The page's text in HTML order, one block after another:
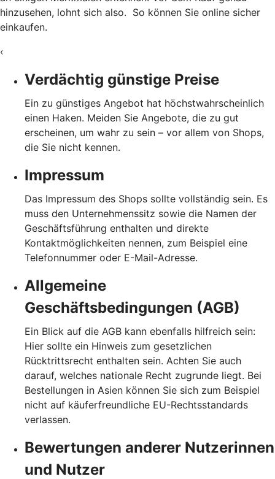
hinzusehen, lohnt sich also. So können Sie online sicher
einkaufen.
‹
Verdächtig günstige Preise
Ein zu günstiges Angebot hat höchstwahrscheinlich
einen Haken. Meiden Sie Angebote, die zu gut
erscheinen, um wahr zu sein – vor allem von Shops,
die Sie nicht kennen.
Impressum
Das Impressum des Shops sollte vollständig sein. Es
muss den Unternehmenssitz sowie die Namen der
Geschäftsführung enthalten und direkte
Kontaktmöglichkeiten nennen, zum Beispiel eine
Telefonnummer oder E-Mail-Adresse.
Allgemeine
Geschäftsbedingungen (AGB)
Ein Blick auf die AGB kann ebenfalls hilfreich sein:
Hier sollte ein Hinweis zum gesetzlichen
Rücktrittsrecht enthalten sein. Achten Sie auch
darauf, welches nationale Recht zugrunde liegt. Bei
Bestellungen in Asien können Sie sich zum Beispiel
nicht auf käuferfreundliche EU-Rechtsstandards
verlassen.
Bewertungen anderer Nutzerinnen
und Nutzer